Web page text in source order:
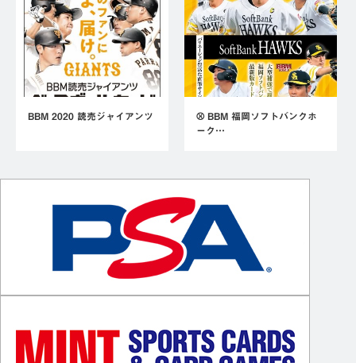
BBM 2020 読売ジャイアンツ
⚾ BBM 福岡ソフトバンクホ
ーク…